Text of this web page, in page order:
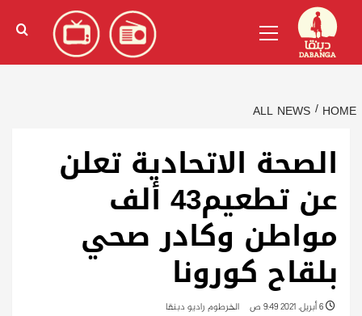
content
الإنجليزية)
Menu
HOME
ALL NEWS
الصحة الاتحادية تعلن
عن تطعيم43 ألف
مواطن وكادر صحي
بلقاح كورونا
الخرطوم راديو دبنقا